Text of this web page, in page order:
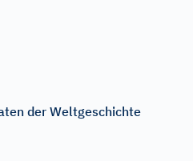
der Weltgeschichte